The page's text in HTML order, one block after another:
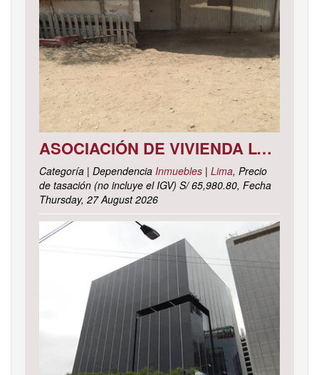
ASOCIACIÓN DE VIVIENDA LOS CACTUS MZ. C LOTE 9, DISTRITO DE PACHACAMAC, PROVINCIA Y DEPARTAMENTO DE LIMA
Categoría | Dependencia Inmuebles | Lima, Precio
de tasación (no incluye el IGV) S/ 65,980.80, Fecha
Thursday, 27 August 2026